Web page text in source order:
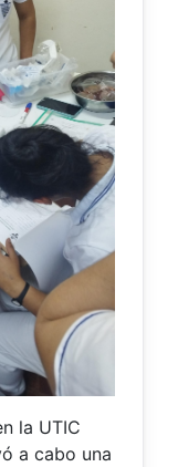
la UTIC
a cabo una